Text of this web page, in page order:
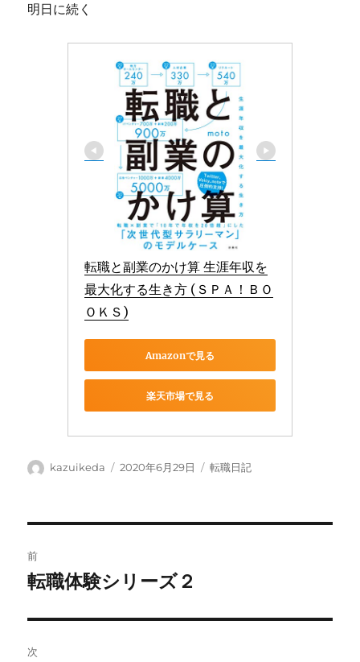
明日に続く
転職と副業のかけ算 生涯年収を
最大化する生き方 (ＳＰＡ！ＢＯ
ＯＫＳ)
Amazonで見る
楽天市場で見る
投
kazuikeda
投
2020年6月29日
カ
転職日記
稿
ビ
前
前
投
稿:
転職体験シリーズ２
次